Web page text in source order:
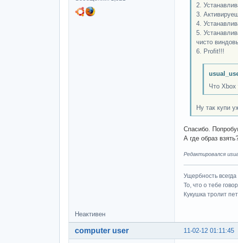
2.
3.
4.
5.
чисто
6. Profit!!!
Что
Ну так купи
Спасибо.
А где образ
Редактировался
Ущербность
То, что о тебе
Кукушка тролит
Неактивен
11-02-12 01:11:45
computer user